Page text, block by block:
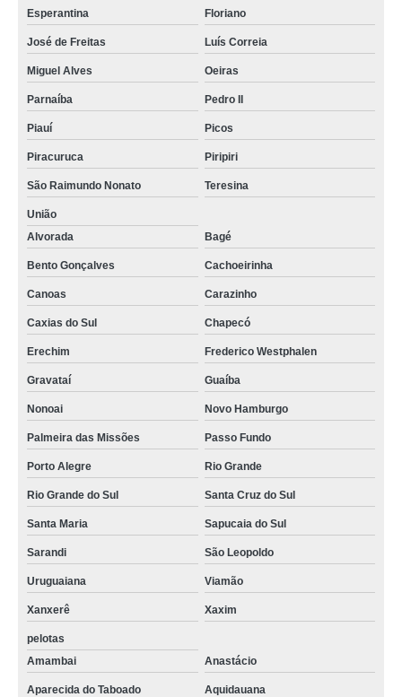
Esperantina Floriano
José de Freitas Luís Correia
Miguel Alves Oeiras
Parnaíba Pedro II
Piauí Picos
Piracuruca Piripiri
São Raimundo Nonato Teresina
União
Alvorada
Bagé
Bento Gonçalves Cachoeirinha
Canoas Carazinho
Caxias do Sul Chapecó
Erechim Frederico Westphalen
Gravataí Guaíba
Nonoai Novo Hamburgo
Palmeira das Missões Passo Fundo
Porto Alegre Rio Grande
Rio Grande do Sul Santa Cruz do Sul
Santa Maria Sapucaia do Sul
Sarandi São Leopoldo
Uruguaiana Viamão
Xanxerê Xaxim
pelotas
Amambai
Anastácio
Aparecida do Taboado Aquidauana